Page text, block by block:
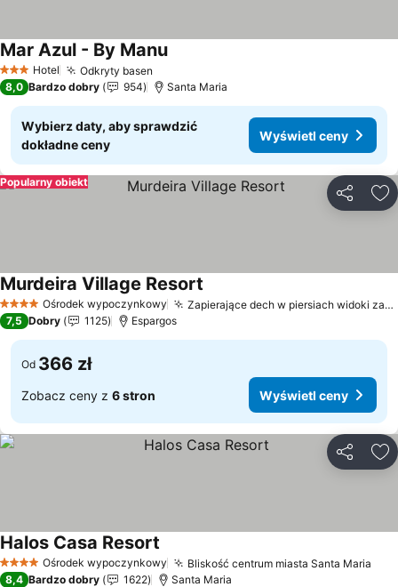
3 Kategoria
Hotel Odkryty basen
Mar Azul - By ManuWyświetl ceny
8,0 Bardzo dobry 954 Santa Maria
Wybierz daty, aby sprawdzić
dokładne ceny
Wyświetl ceny
Popularny obiekt
4 KategoriaOśrodek wypoczynkowy Zapierające dech w piersiach widoki zachodzącego słońca
Murdeira Village Resort
7,5 Dobry 1125 Espargos
Od 366 zł
Zobacz ceny z 6 stron Wyświetl ceny
4 KategoriaOśrodek wypoczynkowy Bliskość centrum miasta Santa Maria
Halos Casa Resort
8,4 Bardzo dobry 1622 Santa Maria